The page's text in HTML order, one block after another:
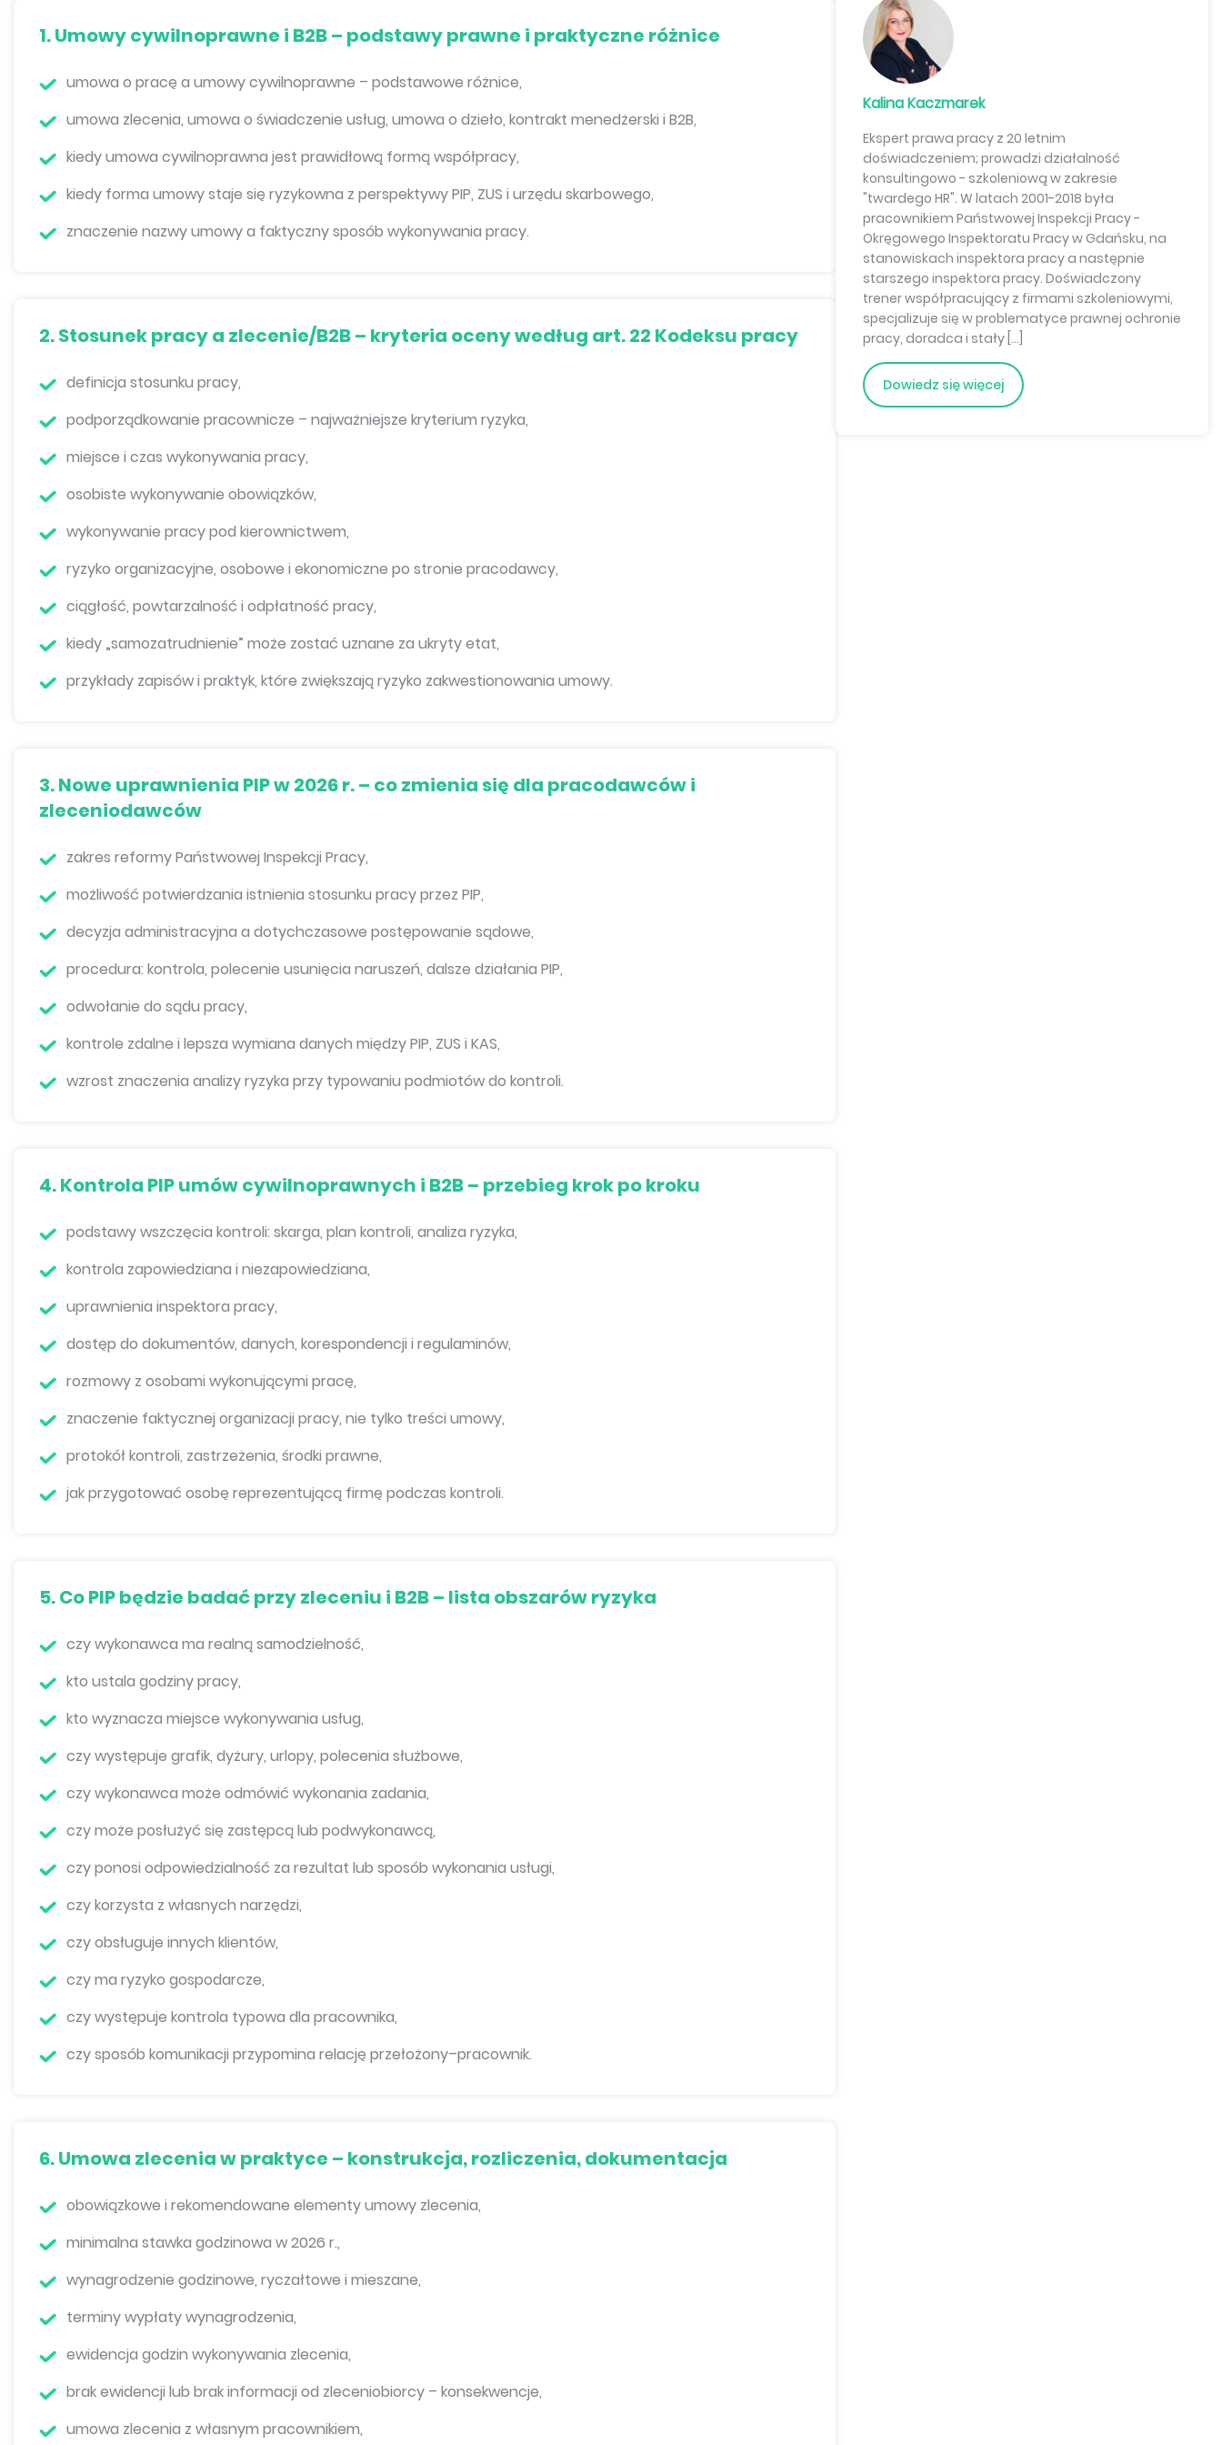
1. Umowy cywilnoprawne i B2B – podstawy prawne i praktyczne różnice
umowa o pracę a umowy cywilnoprawne – podstawowe różnice,
umowa zlecenia, umowa o świadczenie usług, umowa o dzieło, kontrakt menedżerski i B2B,
kiedy umowa cywilnoprawna jest prawidłową formą współpracy,
kiedy forma umowy staje się ryzykowna z perspektywy PIP, ZUS i urzędu skarbowego,
znaczenie nazwy umowy a faktyczny sposób wykonywania pracy.
2. Stosunek pracy a zlecenie/B2B – kryteria oceny według art. 22 Kodeksu pracy
definicja stosunku pracy,
podporządkowanie pracownicze – najważniejsze kryterium ryzyka,
miejsce i czas wykonywania pracy,
osobiste wykonywanie obowiązków,
wykonywanie pracy pod kierownictwem,
ryzyko organizacyjne, osobowe i ekonomiczne po stronie pracodawcy,
ciągłość, powtarzalność i odpłatność pracy,
kiedy „samozatrudnienie” może zostać uznane za ukryty etat,
przykłady zapisów i praktyk, które zwiększają ryzyko zakwestionowania umowy.
3. Nowe uprawnienia PIP w 2026 r. – co zmienia się dla pracodawców i
zleceniodawców
zakres reformy Państwowej Inspekcji Pracy,
możliwość potwierdzania istnienia stosunku pracy przez PIP,
decyzja administracyjna a dotychczasowe postępowanie sądowe,
procedura: kontrola, polecenie usunięcia naruszeń, dalsze działania PIP,
odwołanie do sądu pracy,
kontrole zdalne i lepsza wymiana danych między PIP, ZUS i KAS,
wzrost znaczenia analizy ryzyka przy typowaniu podmiotów do kontroli.
4. Kontrola PIP umów cywilnoprawnych i B2B – przebieg krok po kroku
podstawy wszczęcia kontroli: skarga, plan kontroli, analiza ryzyka,
kontrola zapowiedziana i niezapowiedziana,
uprawnienia inspektora pracy,
dostęp do dokumentów, danych, korespondencji i regulaminów,
rozmowy z osobami wykonującymi pracę,
znaczenie faktycznej organizacji pracy, nie tylko treści umowy,
protokół kontroli, zastrzeżenia, środki prawne,
jak przygotować osobę reprezentującą firmę podczas kontroli.
5. Co PIP będzie badać przy zleceniu i B2B – lista obszarów ryzyka
czy wykonawca ma realną samodzielność,
kto ustala godziny pracy,
kto wyznacza miejsce wykonywania usług,
czy występuje grafik, dyżury, urlopy, polecenia służbowe,
czy wykonawca może odmówić wykonania zadania,
czy może posłużyć się zastępcą lub podwykonawcą,
czy ponosi odpowiedzialność za rezultat lub sposób wykonania usługi,
czy korzysta z własnych narzędzi,
czy obsługuje innych klientów,
czy ma ryzyko gospodarcze,
czy występuje kontrola typowa dla pracownika,
czy sposób komunikacji przypomina relację przełożony–pracownik.
6. Umowa zlecenia w praktyce – konstrukcja, rozliczenia, dokumentacja
obowiązkowe i rekomendowane elementy umowy zlecenia,
minimalna stawka godzinowa w 2026 r.,
wynagrodzenie godzinowe, ryczałtowe i mieszane,
terminy wypłaty wynagrodzenia,
ewidencja godzin wykonywania zlecenia,
brak ewidencji lub brak informacji od zleceniobiorcy – konsekwencje,
umowa zlecenia z własnym pracownikiem,
Kalina Kaczmarek
Ekspert prawa pracy z 20 letnim
doświadczeniem; prowadzi działalność
konsultingowo - szkoleniową w zakresie
"twardego HR". W latach 2001-2018 była
pracownikiem Państwowej Inspekcji Pracy -
Okręgowego Inspektoratu Pracy w Gdańsku, na
stanowiskach inspektora pracy a następnie
starszego inspektora pracy. Doświadczony
trener współpracujący z firmami szkoleniowymi,
specjalizuje się w problematyce prawnej ochronie
pracy, doradca i stały […]
Dowiedz się więcej